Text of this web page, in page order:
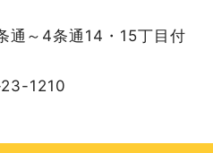
通～4条通14・15丁目付
1210